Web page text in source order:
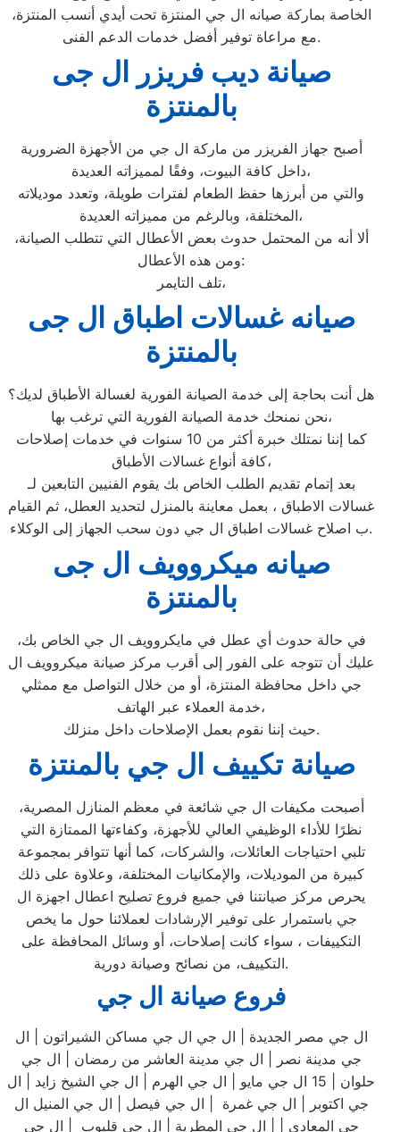
الخاصة بماركة صيانه ال جي المنتزة تحت أيدي أنسب المنتزة،
مع مراعاة توفير أفضل خدمات الدعم الفنى.
صيانة ديب فريزر ال جى
بالمنتزة
أصبح جهاز الفريزر من ماركة ال جي من الأجهزة الضرورية
داخل كافة البيوت، وفقًا لمميزاته العديدة،
والتي من أبرزها حفظ الطعام لفترات طويلة، وتعدد موديلاته
المختلفة، وبالرغم من مميزاته العديدة،
ألا أنه من المحتمل حدوث بعض الأعطال التي تتطلب الصيانة،
ومن هذه الأعطال:
تلف التايمر،
صيانه غسالات اطباق ال جى
بالمنتزة
هل أنت بحاجة إلى خدمة الصيانة الفورية لغسالة الأطباق لديك؟
نحن نمنحك خدمة الصيانة الفورية التي ترغب بها،
كما إننا نمتلك خبرة أكثر من 10 سنوات في خدمات إصلاحات
كافة أنواع غسالات الأطباق،
بعد إتمام تقديم الطلب الخاص بك يقوم الفنيين التابعين لـ
غسالات الاطباق ، بعمل معاينة بالمنزل لتحديد العطل، ثم القيام
ب اصلاح غسالات اطباق ال جي دون سحب الجهاز إلى الوكلاء.
صيانه ميكروويف ال جى
بالمنتزة
في حالة حدوث أي عطل في مايكروويف ال جي الخاص بك،
عليك أن تتوجه على الفور إلى أقرب مركز صيانة ميكروويف ال
جي داخل محافظة المنتزة، أو من خلال التواصل مع ممثلي
خدمة العملاء عبر الهاتف،
حيث إننا نقوم بعمل الإصلاحات داخل منزلك.
صيانة تكييف ال جي بالمنتزة
أصبحت مكيفات ال جي شائعة في معظم المنازل المصرية،
نظرًا للأداء الوظيفي العالي للأجهزة، وكفاءتها الممتازة التي
تلبي احتياجات العائلات، والشركات، كما أنها تتوافر بمجموعة
كبيرة من الموديلات، والإمكانيات المختلفة، وعلاوة على ذلك
يحرص مركز صيانتنا في جميع فروع تصليح اعطال اجهزة ال
جي باستمرار على توفير الإرشادات لعملائنا حول ما يخص
التكييفات ، سواء كانت إصلاحات، أو وسائل المحافظة على
التكييف، من نصائح وصيانة دورية.
فروع صيانة ال جي
ال جي مصر الجديدة | ال جي ال جي مساكن الشيراتون | ال
جي مدينة نصر | ال جي مدينة العاشر من رمضان | ال جي
حلوان | 15 ال جي مايو | ال جي الهرم | ال جي الشيخ زايد | ال
جي اكتوبر | ال جي غمرة | ال جي فيصل | ال جي المنيل ال
جي المعادي | | ال جي المطرية | ال جي قليوب | ال جي